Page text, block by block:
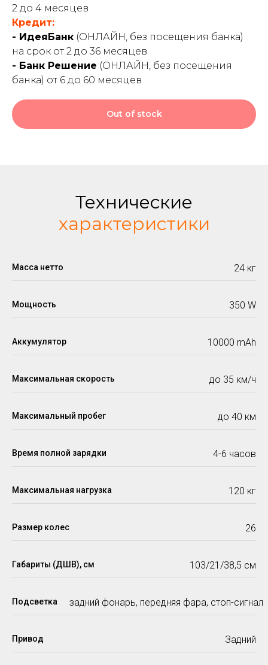
2 до 4 месяцев
Кредит:
- ИдеяБанк (ОНЛАЙН, без посещения банка)
на срок от 2 до 36 месяцев
- Банк Решение (ОНЛАЙН, без посещения
банка) от 6 до 60 месяцев
Out of stock
Технические
характеристики
Масса нетто 24 кг
Мощность 350 W
Аккумулятор 10000 mАh
Максимальная скорость до 35 км/ч
Максимальный пробег до 40 км
Время полной зарядки 4-6 часов
Максимальная нагрузка 120 кг
Размер колес 26
Габариты (ДШВ), см 103/21/38,5 см
Подсветка задний фонарь, передняя фара, стоп-сигнал
Привод Задний